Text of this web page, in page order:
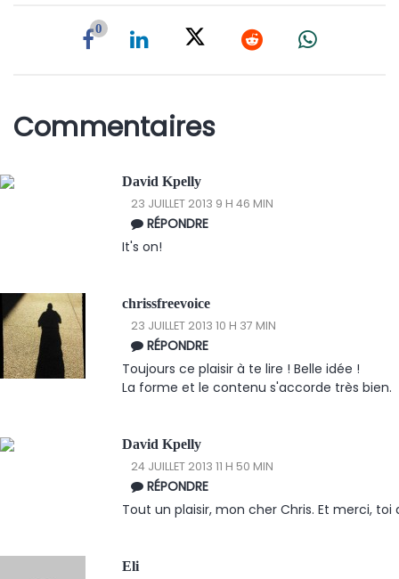
0
Commentaires
David Kpelly
23 JUILLET 2013 9 H 46 MIN
RÉPONDRE
It's on!
chrissfreevoice
23 JUILLET 2013 10 H 37 MIN
RÉPONDRE
Toujours ce plaisir à te lire ! Belle idée !
La forme et le contenu s'accorde très bien.
David Kpelly
24 JUILLET 2013 11 H 50 MIN
RÉPONDRE
Tout un plaisir, mon cher Chris. Et merci,
Eli